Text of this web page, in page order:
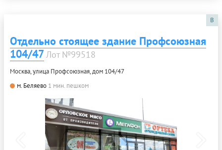
B
Отдельно стоящее здание Профсоюзная
104/47Лот №99518
Москва, улица Профсоюзная, дом 104/47
м. Беляево 1 мин. пешком